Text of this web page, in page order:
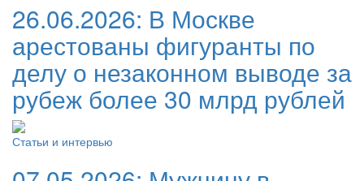
26.06.2026: В Москве
арестованы фигуранты по
делу о незаконном выводе за
рубеж более 30 млрд рублей
Статьи и интервью